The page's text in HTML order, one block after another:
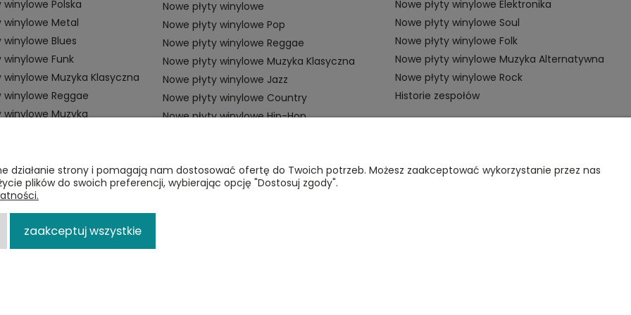
winylowe Polska
winylowe Metal
winylowe Blues
winylowe Funk
winylowe Muzyka Klasyczna
winylowe Reggae
winylowe Muzyka
Nowe płyty winylowe
Nowe płyty winylowe Pop
Nowe płyty winylowe Reggae
Nowe płyty winylowe Muzyka Klasyczna
Nowe płyty winylowe Jazz
Nowe płyty winylowe Country
Nowe płyty winylowe Hip-Hop
Nowe płyty winylowe Elektronika
Nowe płyty winylowe Soul
Nowe płyty winylowe Folk
Nowe płyty winylowe Muzyka Alternatywna
Nowe płyty winylowe Rock
Historie zespołów
ZAMÓWIENIA
Płatności
POMOC
Regulamin sklepu
VINYL TAMKA
działanie strony i pomagają nam dostosować ofertę do Twoich potrzeb. Możesz zaakceptować wykorzystanie przez nas
plików do swoich preferencji, wybierając opcję "Dostosuj zgody".
zaakceptuj wszystkie